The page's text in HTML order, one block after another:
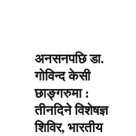
अनसनपछि डा.
गोविन्द केसी
छाङ्गरुमा :
तीनदिने विशेषज्ञ
शिविर, भारतीय